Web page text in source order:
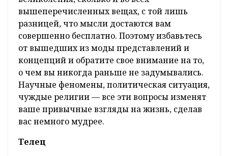
вышеперечисленных вещах, с той лишь
разницей, что мысли достаются вам
совершенно бесплатно. Поэтому избавьтесь
от вышедших из моды представлений и
концепций и обратите свое внимание на то,
о чем вы никогда раньше не задумывались.
Научные феномены, политическая ситуация,
чуждые религии — все эти вопросы изменят
ваше привычные взгляды на жизнь, сделав
вас немного мудрее.
Телец